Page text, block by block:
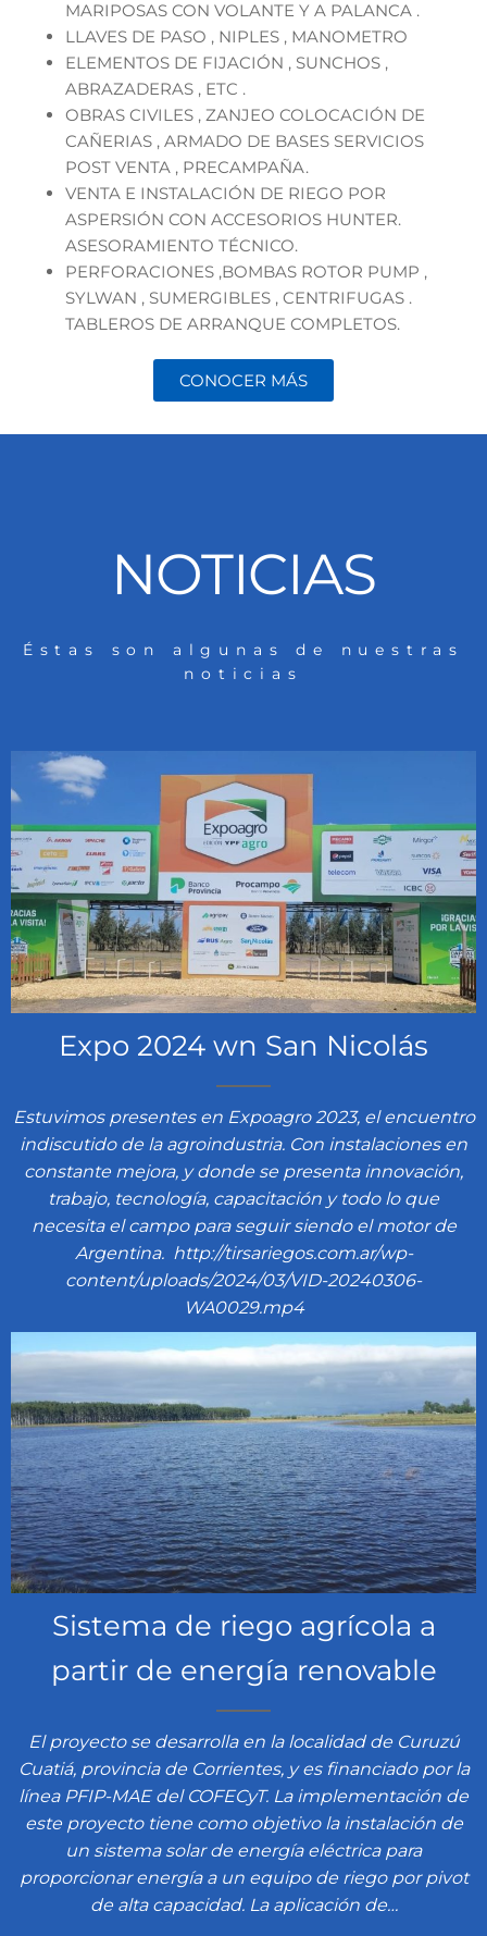
MARIPOSAS CON VOLANTE Y A PALANCA .
LLAVES DE PASO , NIPLES , MANOMETRO
ELEMENTOS DE FIJACIÓN , SUNCHOS ,
ABRAZADERAS , ETC .
OBRAS CIVILES , ZANJEO COLOCACIÓN DE
CAÑERIAS , ARMADO DE BASES SERVICIOS
POST VENTA , PRECAMPAÑA.
VENTA E INSTALACIÓN DE RIEGO POR
ASPERSIÓN CON ACCESORIOS HUNTER.
ASESORAMIENTO TÉCNICO.
PERFORACIONES ,BOMBAS ROTOR PUMP ,
SYLWAN , SUMERGIBLES , CENTRIFUGAS .
TABLEROS DE ARRANQUE COMPLETOS.
CONOCER MÁS
NOTICIAS
Éstas son algunas de nuestras
noticias
Expo 2024 wn San Nicolás
Estuvimos presentes en Expoagro 2023, el encuentro
indiscutido de la agroindustria. Con instalaciones en
constante mejora, y donde se presenta innovación,
trabajo, tecnología, capacitación y todo lo que
necesita el campo para seguir siendo el motor de
Argentina. http://tirsariegos.com.ar/wp-
content/uploads/2024/03/VID-20240306-
WA0029.mp4
Sistema de riego agrícola a
partir de energía renovable
El proyecto se desarrolla en la localidad de Curuzú
Cuatiá, provincia de Corrientes, y es financiado por la
línea PFIP-MAE del COFECyT. La implementación de
este proyecto tiene como objetivo la instalación de
un sistema solar de energía eléctrica para
proporcionar energía a un equipo de riego por pivot
de alta capacidad. La aplicación de…